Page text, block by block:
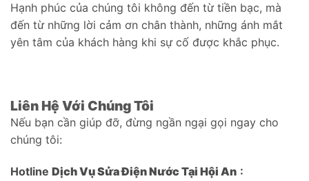
Hạnh phúc của chúng tôi không đến từ tiền bạc, mà
đến từ những lời cảm ơn chân thành, những ánh mắt
yên tâm của khách hàng khi sự cố được khắc phục.
Liên Hệ Với Chúng Tôi
Nếu bạn cần giúp đỡ, đừng ngần ngại gọi ngay cho
chúng tôi:
Hotline Dịch Vụ Sửa Điện Nước Tại Hội An :